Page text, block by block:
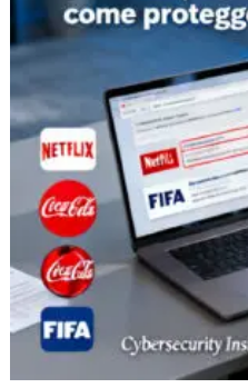
di
Netflix,
Coca-
Cola
FIFA:
come
proteggono
i
marketer